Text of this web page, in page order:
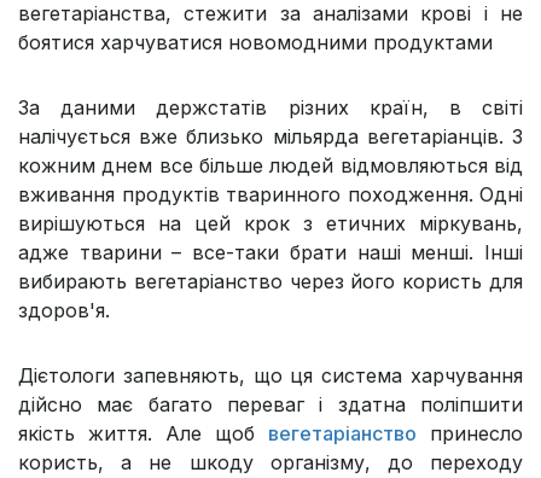
вегетаріанства, стежити за аналізами крові і не
боятися харчуватися новомодними продуктами
За даними держстатів різних країн, в світі
налічується вже близько мільярда вегетаріанців. З
кожним днем все більше людей відмовляються від
вживання продуктів тваринного походження. Одні
вирішуються на цей крок з етичних міркувань,
адже тварини – все-таки брати наші менші. Інші
вибирають вегетаріанство через його користь для
здоров'я.
Дієтологи запевняють, що ця система харчування
дійсно має багато переваг і здатна поліпшити
якість життя. Але щоб вегетаріанство принесло
користь, а не шкоду організму, до переходу